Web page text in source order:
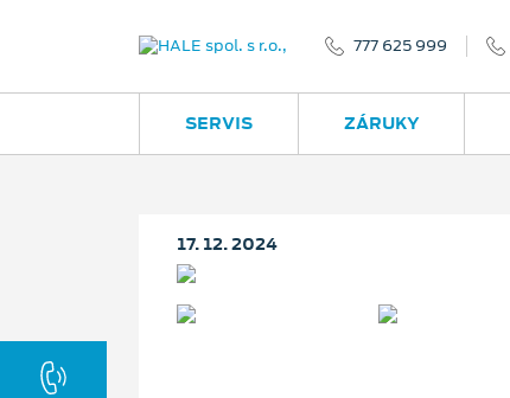
777 625 999
SERVIS ZÁRUKY
17. 12. 2024